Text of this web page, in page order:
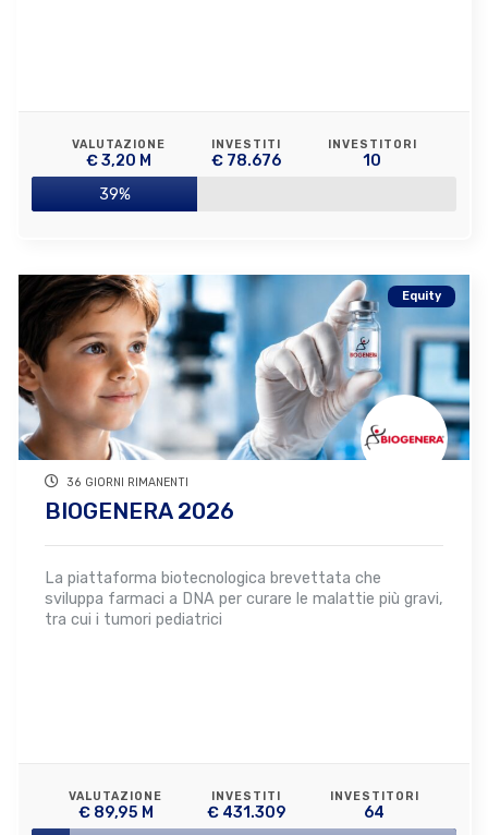
VALUTAZIONE
€ 3,20 M
INVESTITI
€ 78.676
INVESTITORI
10
39%
Equity
36 GIORNI RIMANENTI
BIOGENERA 2026
La piattaforma biotecnologica brevettata che
sviluppa farmaci a DNA per curare le malattie più gravi,
tra cui i tumori pediatrici
VALUTAZIONE
€ 89,95 M
INVESTITI
€ 431.309
INVESTITORI
64